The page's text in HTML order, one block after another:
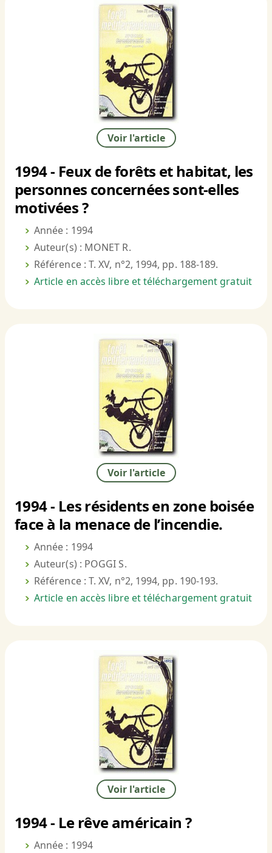
Voir l'article
1994 - Feux de forêts et habitat, les
personnes concernées sont-elles
motivées ?
Année : 1994
Auteur(s) : MONET R.
Référence : T. XV, n°2, 1994, pp. 188-189.
Article en accès libre et téléchargement gratuit
Voir l'article
1994 - Les résidents en zone boisée
face à la menace de l’incendie.
Année : 1994
Auteur(s) : POGGI S.
Référence : T. XV, n°2, 1994, pp. 190-193.
Article en accès libre et téléchargement gratuit
Voir l'article
1994 - Le rêve américain ?
Année : 1994